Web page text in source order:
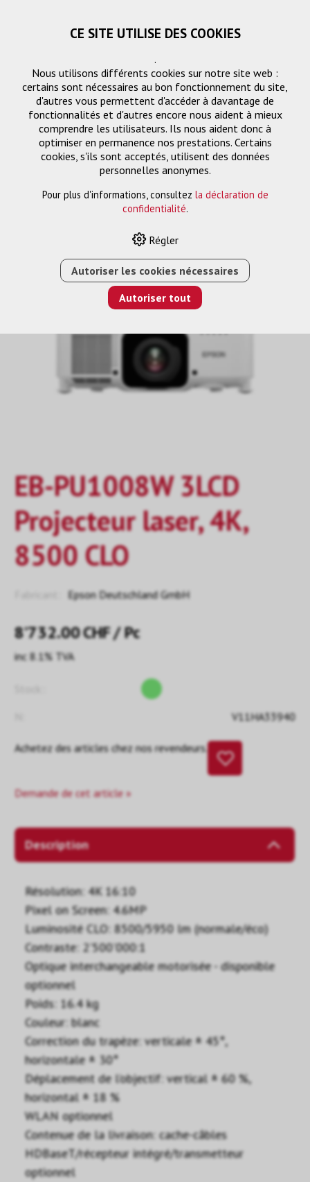
Projecteurs
PROJECTION
PU1008W 3LCD PROJECTEUR LASER, 4K, 8500 CLO
EB-PU1008W 3LCD
Projecteur laser, 4K,
8500 CLO
Epson Deutschland GmbH
8’732.00CHF/ Pc
inc 8.1% TVA
V11HA33940
Achetez des articles chez nos revendeurs.
Demande de cet article »
Description
Résolution: 4K 16:10
Pixel on Screen: 4.6MP
Luminosité CLO: 8500/5950 lm (normale/éco)
Contraste: 2'500'000:1
Optique interchangeable motorisée - disponible
optionnel
Poids: 16.4 kg
Couleur: blanc
Correction du trapèze: verticale ± 45°,
horizontale ± 30°
Déplacement de l’objectif: vertical ± 60 %,
horizontal ± 18 %
WLAN optionnel
Contenue de la livraison: cache-câbles
HDBaseT/récepteur intégré/transmetteur
optionnel
CE SITE UTILISE DES COOKIES
.
Nous utilisons différents cookies sur notre site web :
certains sont nécessaires au bon fonctionnement du site,
d'autres vous permettent d'accéder à davantage de
fonctionnalités et d'autres encore nous aident à mieux
comprendre les utilisateurs. Ils nous aident donc à
optimiser en permanence nos prestations. Certains
cookies, s'ils sont acceptés, utilisent des données
personnelles anonymes.
Pour plus d'informations, consultez la déclaration de
confidentialité.
Régler
Autoriser les cookies nécessaires
Autoriser tout